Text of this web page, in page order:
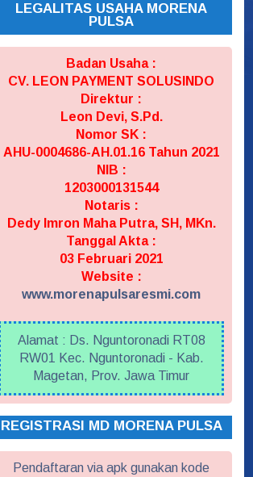
LEGALITAS USAHA MORENA
PULSA
Badan Usaha :
CV. LEON PAYMENT SOLUSINDO
Direktur :
Leon Devi, S.Pd.
Nomor SK :
AHU-0004686-AH.01.16 Tahun 2021
NIB :
1203000131544
Notaris :
Dedy Imron Maha Putra, SH, MKn.
Tanggal Akta :
03 Februari 2021
Website :
www.morenapulsaresmi.com
Alamat : Ds. Nguntoronadi RT08
RW01 Kec. Nguntoronadi - Kab.
Magetan, Prov. Jawa Timur
REGISTRASI MD MORENA PULSA
Pendaftaran via apk gunakan kode